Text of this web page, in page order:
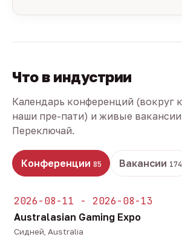
Что в индустрии
Календарь конференций (вокруг
наши пре-пати) и живые
Переключай.
Конференции 85 Вакансии 174
2026-08-11 - 2026-08-13
Australasian Gaming Expo
Сидней, Australia